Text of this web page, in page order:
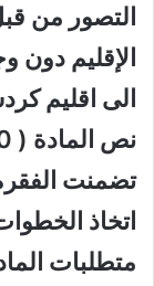
التصور من
الإقليم
الى اقليم
تضمنت الفقرة
اتخاذ